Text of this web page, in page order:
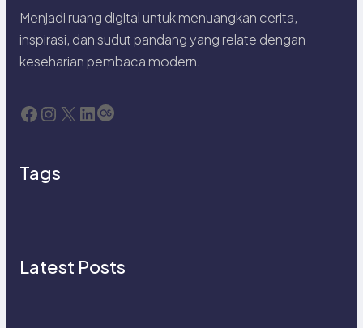
Menjadi ruang digital untuk menuangkan cerita,
inspirasi, dan sudut pandang yang relate dengan
keseharian pembaca modern.
Facebook Instagram X LinkedIn Last.fm
Tags
Latest Posts